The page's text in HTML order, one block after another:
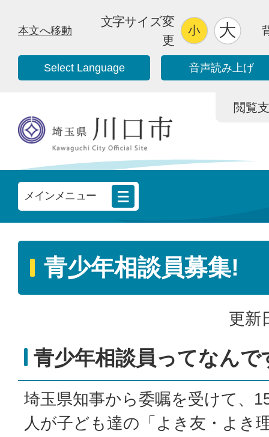
本文へ移動
文字サイズ変
更
Select Language 音声読み上げ
閲覧
メインメニュー
青少年相談員募集!
更新
青少年相談員ってなんで
埼玉県知事から委嘱を受けて、
人が子ども達の「よき友・よき